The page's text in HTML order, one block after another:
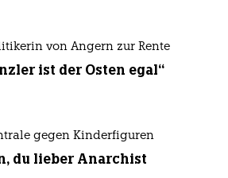
von Angern zur Rente
ist der Osten egal“
gegen Kinderfiguren
du lieber Anarchist